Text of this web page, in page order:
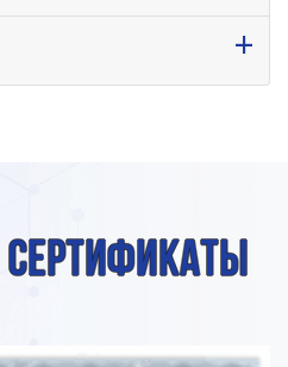
сертификаты